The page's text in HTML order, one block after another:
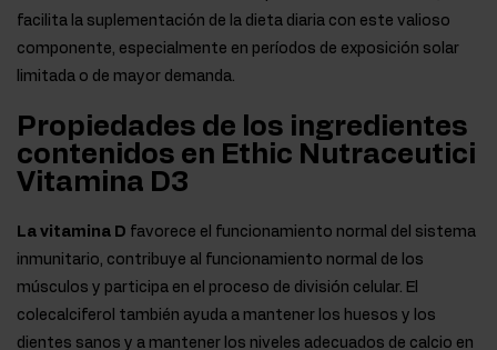
facilita la suplementación de la dieta diaria con este valioso
componente, especialmente en períodos de exposición solar
limitada o de mayor demanda.
Propiedades de los ingredientes
contenidos en Ethic Nutraceutici
Vitamina D3
La vitamina D favorece el funcionamiento normal del sistema
inmunitario, contribuye al funcionamiento normal de los
músculos y participa en el proceso de división celular. El
colecalciferol también ayuda a mantener los huesos y los
dientes sanos y a mantener los niveles adecuados de calcio en